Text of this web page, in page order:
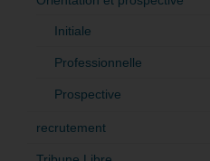
Initiale
Professionnelle
Prospective
recrutement